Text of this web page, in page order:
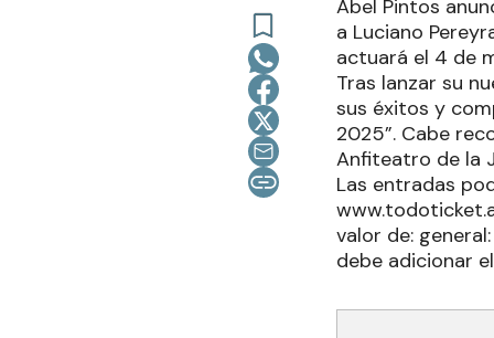
Abel Pintos
a Luciano
actuará el 4 de
Tras lanzar su
sus éxitos y
2025”. Cabe
Anfiteatro de la
Las entradas
valor de:
debe adicionar